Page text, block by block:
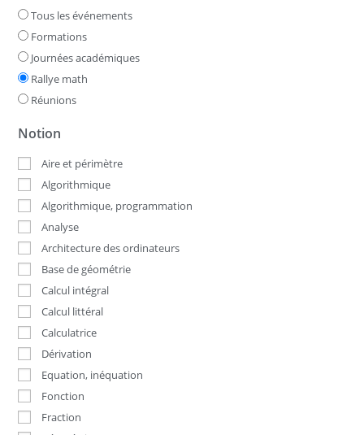
Tous les événements
Formations
Journées académiques
Rallye math
Réunions
Notion
Aire et périmètre
Algorithmique
Algorithmique, programmation
Analyse
Architecture des ordinateurs
Base de géométrie
Calcul intégral
Calcul littéral
Calculatrice
Dérivation
Equation, inéquation
Fonction
Fraction